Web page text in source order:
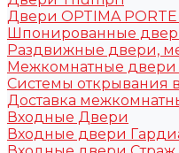
Двери OPTIMA
Шпонированные
Раздвижные двери,
Межкомнатные двери
Системы открывания
Доставка
Входные Двери
Входные двери